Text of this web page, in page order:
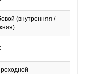
(внутренняя /